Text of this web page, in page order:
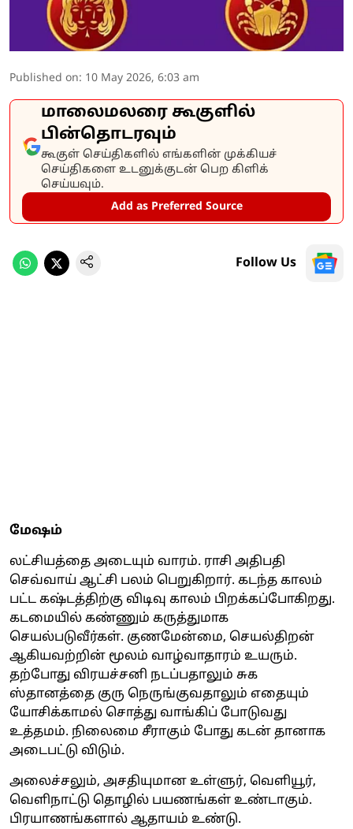
Published on: 10 May 2026, 6:03 am
மாலைமலரை கூகுளில்
பின்தொடரவும்
கூகுள் செய்திகளில் எங்களின் முக்கியச்
செய்திகளை உடனுக்குடன் பெற கிளிக்
செய்யவும்.
Add as Preferred Source
Follow Us
மேஷம்
லட்சியத்தை அடையும் வாரம். ராசி அதிபதி
செவ்வாய் ஆட்சி பலம் பெறுகிறார். கடந்த காலம்
பட்ட கஷ்டத்திற்கு விடிவு காலம் பிறக்கப்போகிறது.
கடமையில் கண்ணும் கருத்துமாக
செயல்படுவீர்கள். குணமேன்மை, செயல்திறன்
ஆகியவற்றின் மூலம் வாழ்வாதாரம் உயரும்.
தற்போது விரயச்சனி நடப்பதாலும் சுக
ஸ்தானத்தை குரு நெருங்குவதாலும் எதையும்
யோசிக்காமல் சொத்து வாங்கிப் போடுவது
உத்தமம். நிலைமை சீராகும் போது கடன் தானாக
அடைபட்டு விடும்.
அலைச்சலும், அசதியுமான உள்ளுர், வெளியூர்,
வெளிநாட்டு தொழில் பயணங்கள் உண்டாகும்.
பிரயாணங்களால் ஆதாயம் உண்டு.